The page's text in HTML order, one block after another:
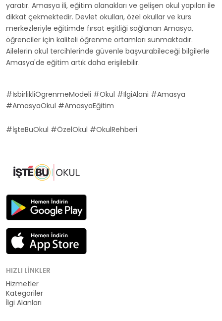
yaratır. Amasya ili, eğitim olanakları ve gelişen okul yapıları ile
dikkat çekmektedir. Devlet okulları, özel okullar ve kurs
merkezleriyle eğitimde fırsat eşitliği sağlanan Amasya,
öğrenciler için kaliteli öğrenme ortamları sunmaktadır.
Ailelerin okul tercihlerinde güvenle başvurabileceği bilgilerle
Amasya'de eğitim artık daha erişilebilir.
#İsbirlikliÖgrenmeModeli #Okul #IlgiAlani #Amasya
#AmasyaOkul #AmasyaEğitim
#İşteBuOkul #ÖzelOkul #OkulRehberi
HIZLI LINKLER
Hizmetler
Kategoriler
İlgi Alanları